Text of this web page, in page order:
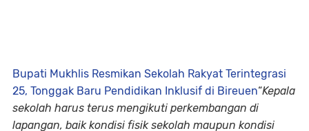
Bupati Mukhlis Resmikan Sekolah Rakyat Terintegrasi
25, Tonggak Baru Pendidikan Inklusif di Bireuen“Kepala
sekolah harus terus mengikuti perkembangan di
lapangan, baik kondisi fisik sekolah maupun kondisi